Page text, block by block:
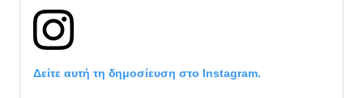
Δείτε αυτή τη δημοσίευση στο Instagram.